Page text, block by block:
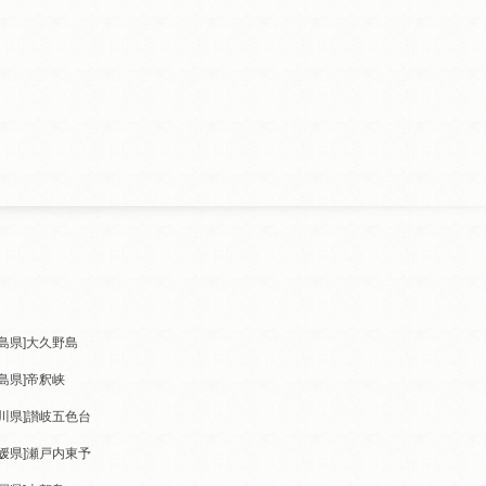
県]大久野島
県]帝釈峡
県]讃岐五色台
県]瀬戸内東予